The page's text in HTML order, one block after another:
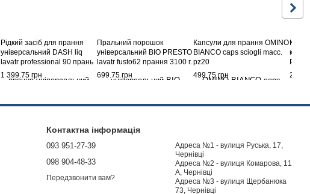
Рідкий засіб для прання
універсальний DASH liq
lavatr professional 90 прань
4050 мл.
1 399.75 грн
Пральний порошок
універсальний BIO PRESTO
lavatr fusto62 прання 3100 г.
699.75 грн
Капсули для прання OMINO
BIANCO caps sciogli macc.
pz20
499.75 грн
Контактна інформація
093 951-27-39
098 904-48-33
Передзвонити вам?
Адреса №1 - вулиця Руська, 17,
Чернівці
Адреса №2 - вулиця Комарова, 11
А, Чернівці
Адреса №3 - вулиця Щербанюка
73, Чернівці